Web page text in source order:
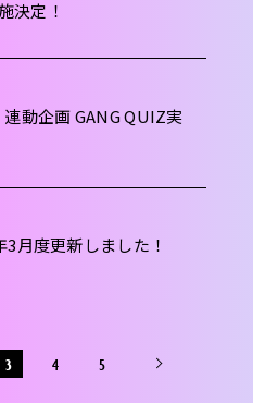
決定！
連動企画 GANG QUIZ実
月度更新しました！
3 4 5